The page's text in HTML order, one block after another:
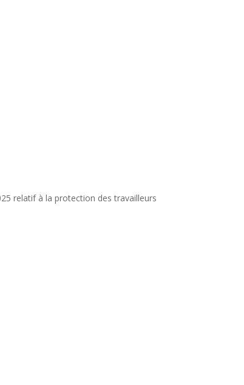
relatif à la protection des travailleurs